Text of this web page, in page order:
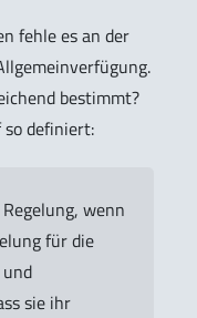
fehle es an der
bestimmt?
so definiert:
wenn
für die
sie ihr